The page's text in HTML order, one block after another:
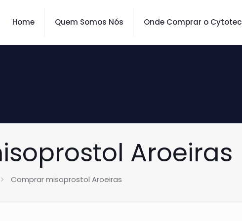
Home Quem Somos Nós Onde Comprar o Cytotec
Aroeiras
Comprar misoprostol Aroeiras